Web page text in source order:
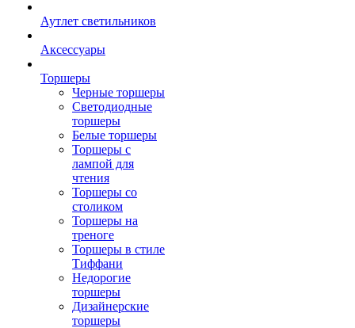
Аутлет светильников
Аксессуары
Торшеры
Черные торшеры
Светодиодные
торшеры
Белые торшеры
Торшеры с
лампой для
чтения
Торшеры со
столиком
Торшеры на
треноге
Торшеры в стиле
Тиффани
Недорогие
торшеры
Дизайнерские
торшеры